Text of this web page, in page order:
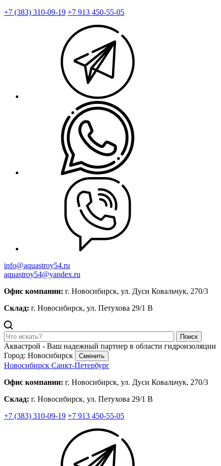
+7 (383) 310-09-19 +7 913 450-55-05
info@aquastroy54.ru
aquastroy54@yandex.ru
Офис компании: г. Новосибирск, ул. Дуси Ковальчук, 270/3
Склад: г. Новосибирск, ул. Петухова 29/1 В
Поиск
Аквастрой - Ваш надежный партнер в области гидроизоляции
Город: Новосибирск
Сменить
Новосибирск Санкт-Петербург
Офис компании: г. Новосибирск, ул. Дуси Ковальчук, 270/3
Склад: г. Новосибирск, ул. Петухова 29/1 В
+7 (383) 310-09-19 +7 913 450-55-05